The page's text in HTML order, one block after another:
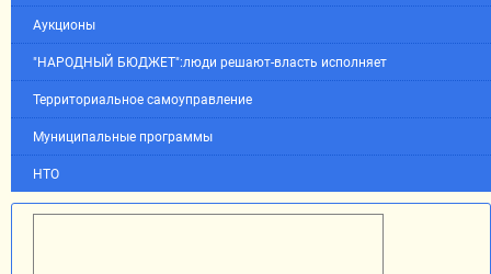
Аукционы
"НАРОДНЫЙ БЮДЖЕТ":люди решают-власть исполняет
Территориальное самоуправление
Муниципальные программы
НТО